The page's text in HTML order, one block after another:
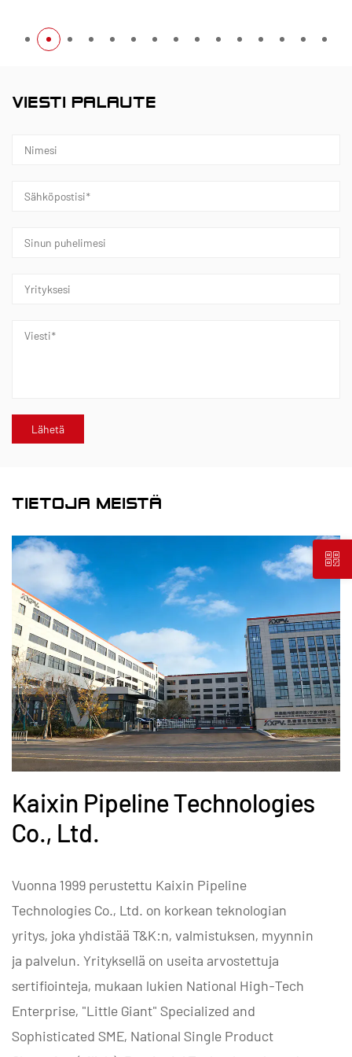
VIESTI PALAUTE
TIETOJA MEISTÄ
Kaixin Pipeline Technologies
Co., Ltd.
Vuonna 1999 perustettu Kaixin Pipeline
Technologies Co., Ltd. on korkean teknologian
yritys, joka yhdistää T&K:n, valmistuksen, myynnin
ja palvelun. Yrityksellä on useita arvostettuja
sertifiointeja, mukaan lukien National High-Tech
Enterprise, "Little Giant" Specialized and
Sophisticated SME, National Single Product